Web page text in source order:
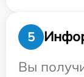
5
Вы